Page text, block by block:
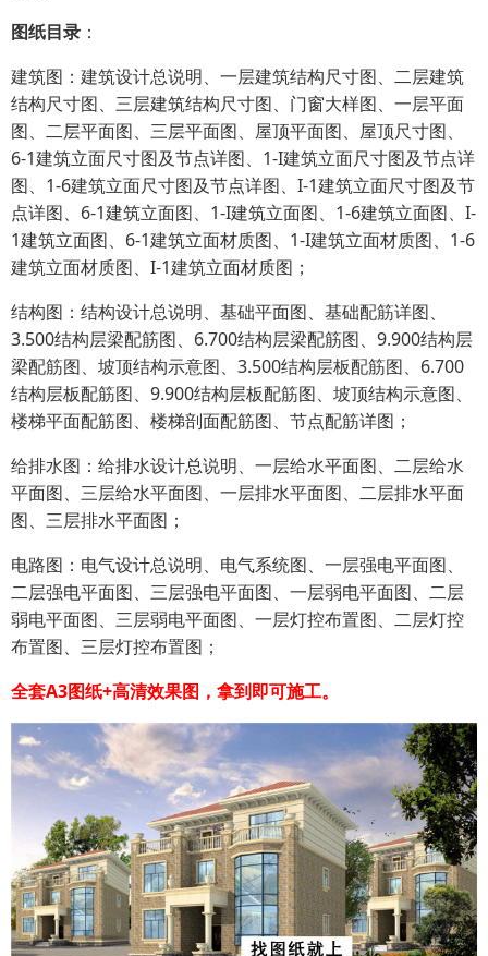
图纸目录 ：
建筑图：建筑设计总说明、一层建筑结构尺寸图、二层建筑
结构尺寸图、三层建筑结构尺寸图、门窗大样图、一层平面
图、二层平面图、三层平面图、屋顶平面图、屋顶尺寸图、
6-1建筑立面尺寸图及节点详图、1-I建筑立面尺寸图及节点详
图、1-6建筑立面尺寸图及节点详图、I-1建筑立面尺寸图及节
点详图、6-1建筑立面图、1-I建筑立面图、1-6建筑立面图、I-
1建筑立面图、6-1建筑立面材质图、1-I建筑立面材质图、1-6
建筑立面材质图、I-1建筑立面材质图；
结构图：结构设计总说明、基础平面图、基础配筋详图、
3.500结构层梁配筋图、6.700结构层梁配筋图、9.900结构层
梁配筋图、坡顶结构示意图、3.500结构层板配筋图、6.700
结构层板配筋图、9.900结构层板配筋图、坡顶结构示意图、
楼梯平面配筋图、楼梯剖面配筋图、节点配筋详图；
给排水图：给排水设计总说明、一层给水平面图、二层给水
平面图、三层给水平面图、一层排水平面图、二层排水平面
图、三层排水平面图；
电路图：电气设计总说明、电气系统图、一层强电平面图、
二层强电平面图、三层强电平面图、一层弱电平面图、二层
弱电平面图、三层弱电平面图、一层灯控布置图、二层灯控
布置图、三层灯控布置图；
全套A3图纸+高清效果图，拿到即可施工。